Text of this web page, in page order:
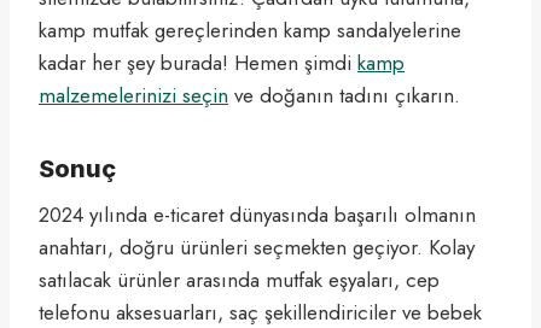
kamp mutfak gereçlerinden kamp sandalyelerine
kadar her şey burada! Hemen şimdi kamp
malzemelerinizi seçin ve doğanın tadını çıkarın.
Sonuç
2024 yılında e-ticaret dünyasında başarılı olmanın
anahtarı, doğru ürünleri seçmekten geçiyor. Kolay
satılacak ürünler arasında mutfak eşyaları, cep
telefonu aksesuarları, saç şekillendiriciler ve bebek